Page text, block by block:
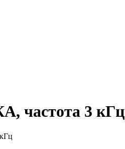
частота 3 кГц